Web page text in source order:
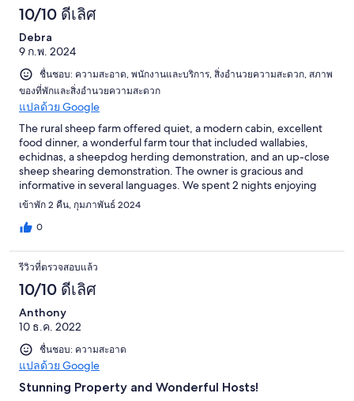
10/10 ดีเลิศ
Debra
9 ก.พ. 2024
ชื่นชอบ: ความสะอาด, พนักงานและบริการ, สิ่งอำนวยความสะดวก, สภาพ
ของที่พักและสิ่งอำนวยความสะดวก
แปลด้วย Google
The rural sheep farm offered quiet, a modern cabin, excellent
food dinner, a wonderful farm tour that included wallabies,
echidnas, a sheepdog herding demonstration, and an up-close
sheep shearing demonstration. The owner is gracious and
informative in several languages. We spent 2 nights enjoying
comfortable beds and the calls of many interesting birds and
animals. Nearby we can also recommend the gin distillery
tasting and hiking the 3 waterfalls at Mt. Field national park.
เข้าพัก 2 คืน, กุมภาพันธ์ 2024
0
รีวิวที่ตรวจสอบแล้ว
10/10 ดีเลิศ
Anthony
10 ธ.ค. 2022
ชื่นชอบ: ความสะอาด
แปลด้วย Google
Stunning Property and Wonderful Hosts!